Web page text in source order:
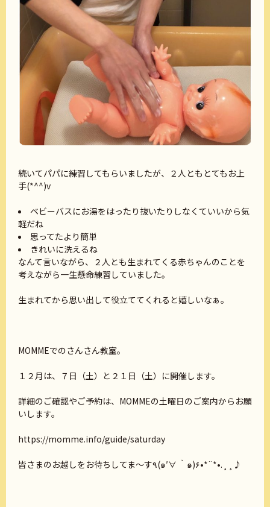
続いてパパに練習してもらいましたが、２人ともとてもお上
手(*^^)v
ベビーバスにお湯をはったり抜いたりしなくていいから気
軽だね
思ってたより簡単
きれいに洗えるね
なんて言いながら、２人とも生まれてくる赤ちゃんのことを
考えながら一生懸命練習していました。
生まれてから思い出して役立ててくれると嬉しいなぁ。
MOMMEでのさんさん教室。
１２月は、７日（土）と２１日（土）に開催します。
詳細のご確認やご予約は、MOMMEの土曜日のご案内からお願
いします。
https://momme.info/guide/saturday
皆さまのお越しをお待ちしてま～す٩(๑′∀ ‵๑)۶•*¨*•.¸¸♪